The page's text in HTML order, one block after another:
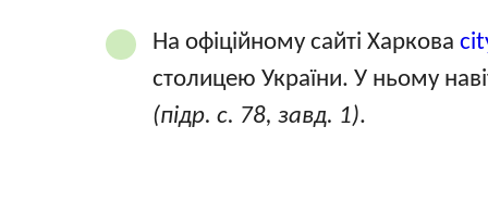
На офіційному сайті Харкова
столицею України. У ньому
(підр. с. 78, завд. 1).